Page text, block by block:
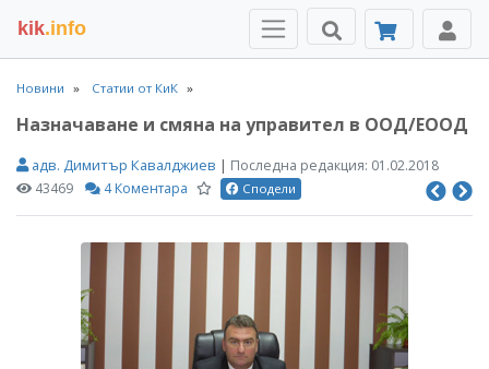
kik.info
Новини Статии от КиК
Назначаване и смяна на управител в ООД/ЕООД
адв. Димитър Кавалджиев | Последна редакция: 01.02.2018
43469
4 Коментара Сподели